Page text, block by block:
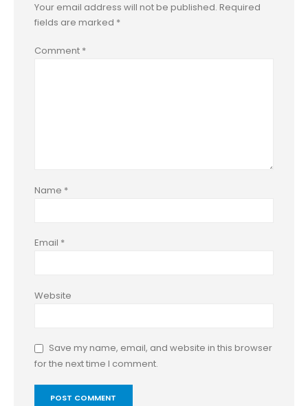
Your email address will not be published. Required
fields are marked *
Comment *
Name *
Email *
Website
Save my name, email, and website in this browser
for the next time I comment.